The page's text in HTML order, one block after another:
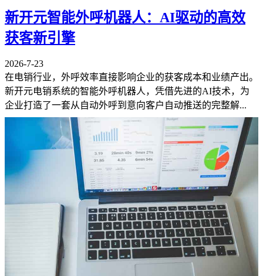
新开元智能外呼机器人：AI驱动的高效
获客新引擎
2026-7-23
在电销行业，外呼效率直接影响企业的获客成本和业绩产出。
新开元电销系统的智能外呼机器人，凭借先进的AI技术，为
企业打造了一套从自动外呼到意向客户自动推送的完整解...